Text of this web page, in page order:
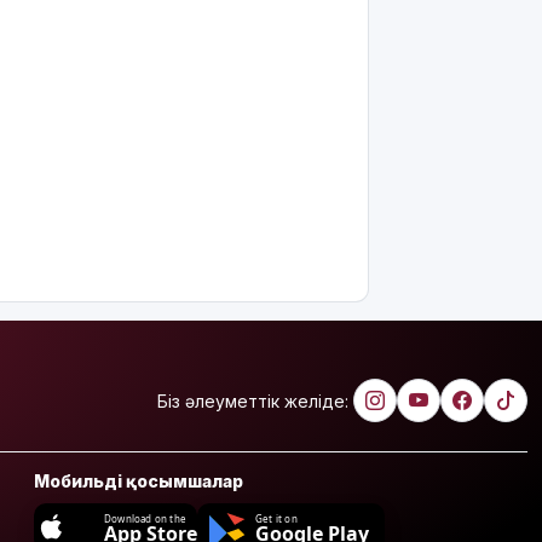
Біз әлеуметтік желіде:
Мобильді қосымшалар
Download on the
App Store
Get it on
Google Play